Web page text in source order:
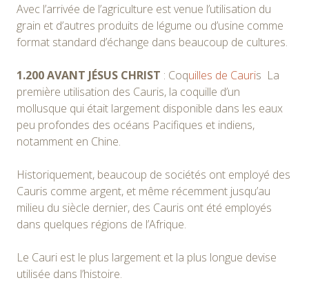
Avec l’arrivée de l’agriculture est venue l’utilisation du
grain et d’autres produits de légume ou d’usine comme
format standard d’échange dans beaucoup de cultures.
1.200 AVANT JÉSUS CHRIST : Coquilles de Cauris La
première utilisation des Cauris, la coquille d’un
mollusque qui était largement disponible dans les eaux
peu profondes des océans Pacifiques et indiens,
notamment en Chine.
Historiquement, beaucoup de sociétés ont employé des
Cauris comme argent, et même récemment jusqu’au
milieu du siècle dernier, des Cauris ont été employés
dans quelques régions de l’Afrique.
Le Cauri est le plus largement et la plus longue devise
utilisée dans l’histoire.